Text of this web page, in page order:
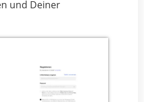
und Deiner